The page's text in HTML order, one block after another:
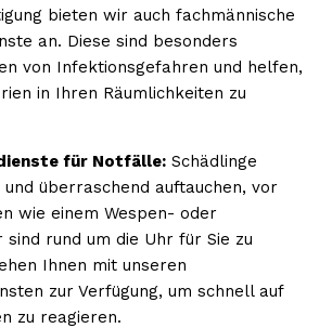
bieten wir auch fachmännische
an. Diese sind besonders
von Infektionsgefahren und helfen,
in Ihren Räumlichkeiten zu
für Notfälle: Schädlinge
überraschend auftauchen, vor
wie einem Wespen- oder
rund um die Uhr für Sie zu
Ihnen mit unseren
zur Verfügung, um schnell auf
zu reagieren.